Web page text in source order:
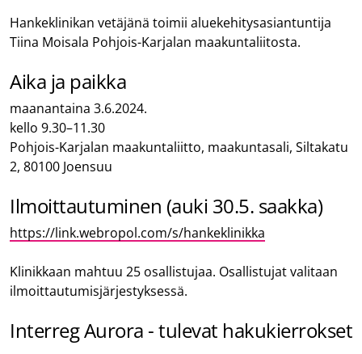
Hankeklinikan vetäjänä toimii aluekehitysasiantuntija
Tiina Moisala Pohjois-Karjalan maakuntaliitosta.
Aika ja paikka
maanantaina 3.6.2024.
kello 9.30–11.30
Pohjois-Karjalan maakuntaliitto, maakuntasali, Siltakatu
2, 80100 Joensuu
Ilmoittautuminen (auki 30.5. saakka)
https://link.webropol.com/s/hankeklinikka
Klinikkaan mahtuu 25 osallistujaa. Osallistujat valitaan
ilmoittautumisjärjestyksessä.
Interreg Aurora - tulevat hakukierrokset